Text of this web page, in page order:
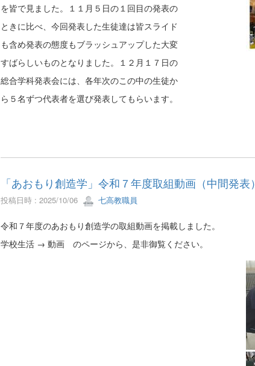
を皆で見ました。１１月５日の１回目の発表の
ときに比べ、今回発表した生徒達は皆スライド
も含め発表の態度もブラッシュアップした大変
すばらしいものとなりました。１２月１７日の
総合学科発表会には、各年次のこの中の生徒か
ら５名ずつ代表者を選び発表してもらいます。
「あおもり創造学」令和７年度取組動画（中間発表）
投稿日時 : 2025/10/06 七高教職員
令和７年度のあおもり創造学の取組動画を掲載しました。
学校生活 → 動画 のページから、是非御覧ください。